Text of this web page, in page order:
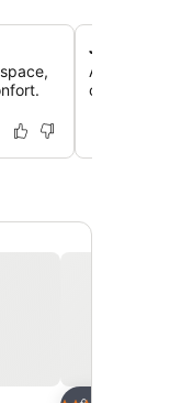
Jardin et
Admire la
café